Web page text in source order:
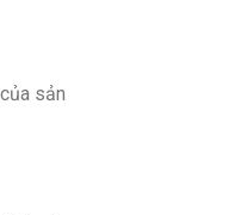
sản